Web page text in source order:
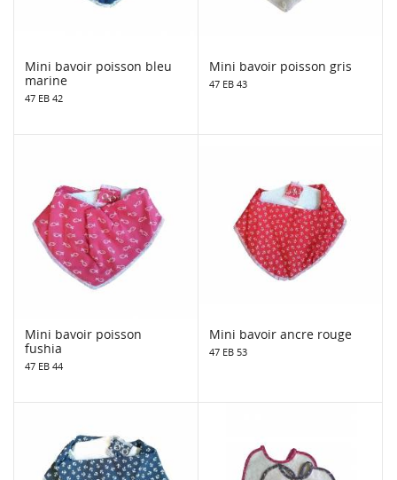
Mini bavoir poisson bleu
marine
47 EB 42
Mini bavoir poisson gris
47 EB 43
Mini bavoir poisson
fushia
47 EB 44
Mini bavoir ancre rouge
47 EB 53